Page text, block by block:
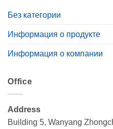
Без категории
Информация о продукте
Информация о компании
Office
Address
Building 5, Wanyang